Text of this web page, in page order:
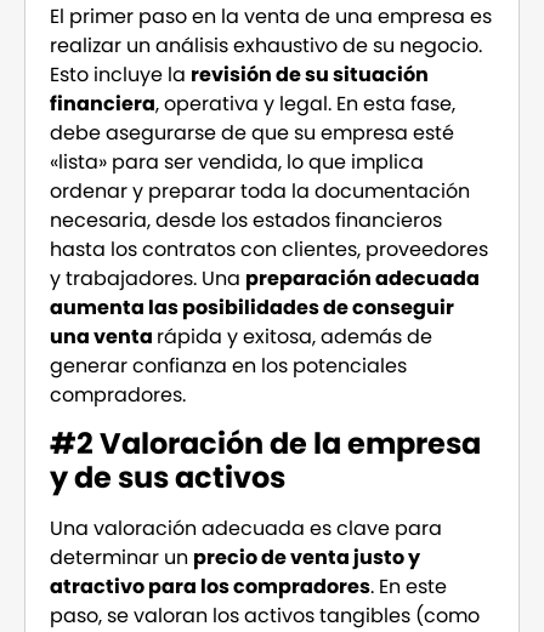
El primer paso en la venta de una empresa es
realizar un análisis exhaustivo de su negocio.
Esto incluye la revisión de su situación
financiera, operativa y legal. En esta fase,
debe asegurarse de que su empresa esté
«lista» para ser vendida, lo que implica
ordenar y preparar toda la documentación
necesaria, desde los estados financieros
hasta los contratos con clientes, proveedores
y trabajadores. Una preparación adecuada
aumenta las posibilidades de conseguir
una venta rápida y exitosa, además de
generar confianza en los potenciales
compradores.
#2 Valoración de la empresa
y de sus activos
Una valoración adecuada es clave para
determinar un precio de venta justo y
atractivo para los compradores. En este
paso, se valoran los activos tangibles (como